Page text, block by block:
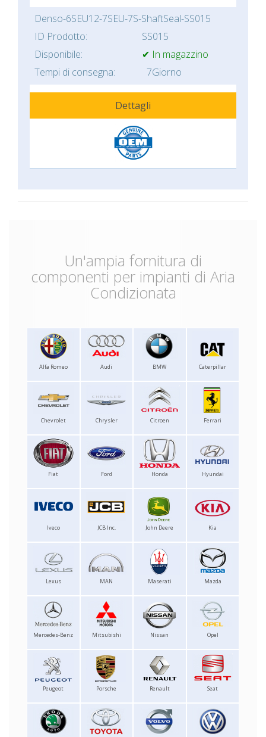
Denso-6SEU12-7SEU-7S-ShaftSeal-SS015
ID Prodotto:
SS015
Disponibile:
✔ In magazzino
Tempi di consegna:
7Giorno
Dettagli
Un'ampia fornitura di
componenti per impianti di Aria
Condizionata
Alfa Romeo Audi BMW Caterpillar
Chevrolet Chrysler Citroen Ferrari
Fiat Ford Honda Hyundai
Iveco JCB Inc. John Deere Kia
Lexus MAN Maserati Mazda
Mercedes-Benz Mitsubishi Nissan Opel
Peugeot Porsche Renault Seat